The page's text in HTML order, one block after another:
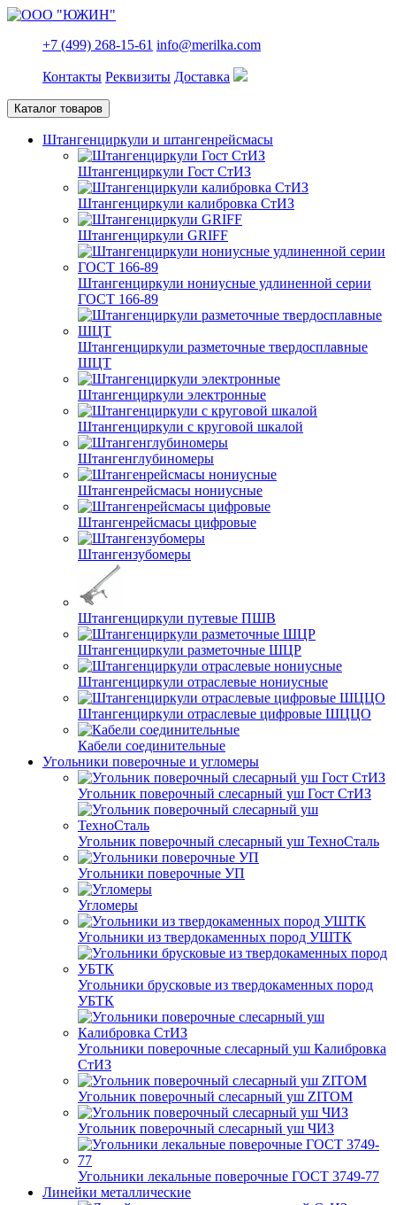
+7 (499) 268-15-61 info@merilka.com
Контакты Реквизиты Доставка
Каталог товаров
Штангенциркули и штангенрейсмасы
Штангенциркули Гост СтИЗ
Штангенциркули калибровка СтИЗ
Штангенциркули GRIFF
Штангенциркули нониусные удлиненной серии
ГОСТ 166-89
Штангенциркули разметочные твердосплавные
ШЦТ
Штангенциркули электронные
Штангенциркули с круговой шкалой
Штангенглубиномеры
Штангенрейсмасы нониусные
Штангенрейсмасы цифровые
Штангензубомеры
Штангенциркули путевые ПШВ
Штангенциркули разметочные ШЦР
Штангенциркули отраслевые нониусные
Штангенциркули отраслевые цифровые ШЦЦО
Кабели соединительные
Угольники поверочные и угломеры
Угольник поверочный слесарный уш Гост СтИЗ
Угольник поверочный слесарный уш ТехноСталь
Угольники поверочные УП
Угломеры
Угольники из твердокаменных пород УШТК
Угольники брусковые из твердокаменных пород
УБТК
Угольники поверочные слесарный уш Калибровка
СтИЗ
Угольник поверочный слесарный уш ZITOM
Угольник поверочный слесарный уш ЧИЗ
Угольники лекальные поверочные ГОСТ 3749-77
Линейки металлические